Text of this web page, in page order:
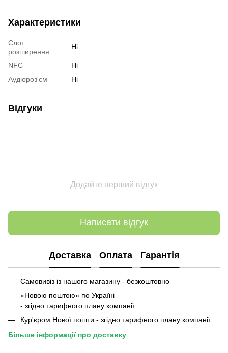
Характеристики
Слот
розширення
Ні
NFC
Ні
Аудіороз'єм
Ні
Відгуки
Додайте перший відгук
Написати відгук
Доставка Оплата Гарантія
Самовивіз із нашого магазину - безкоштовно
«Новою поштою» по Україні
- згідно тарифного плану компанії
Кур'єром Нової пошти - згідно тарифного плану компанії
Більше інформації про доставку